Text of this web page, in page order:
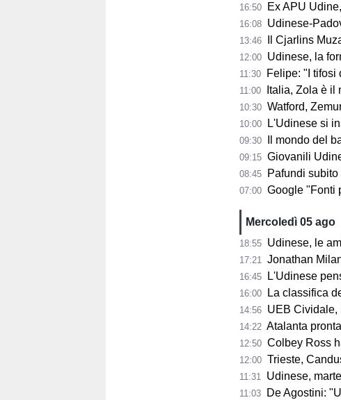
16:50 Ex APU
16:08 Udinese-
13:46 Il Cjarlins
12:00 Udinese, la
11:30 Felipe: "I tifosi devono
11:00 Italia, Zola è il
10:30 Watford,
10:00 L'Udinese si
09:30 Il mondo del basket
09:15 Giovanili
08:45 Pafundi subito in gol
07:00 Google "Fonti
Mercoledì 05 ago
18:55 Udinese, le
17:21 Jonathan Milan
16:45 L'Udinese
16:00 La classifica dei
14:56 UEB Cividale,
14:22 Atalanta pronta a
12:50 Colbey Ross
12:00 Trieste,
11:31 Udinese,
11:03 De Agostini: